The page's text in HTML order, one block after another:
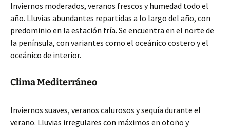
Inviernos moderados, veranos frescos y humedad todo el
año. Lluvias abundantes repartidas a lo largo del año, con
predominio en la estación fría. Se encuentra en el norte de
la península, con variantes como el oceánico costero y el
oceánico de interior.
Clima Mediterráneo
Inviernos suaves, veranos calurosos y sequía durante el
verano. Lluvias irregulares con máximos en otoño y